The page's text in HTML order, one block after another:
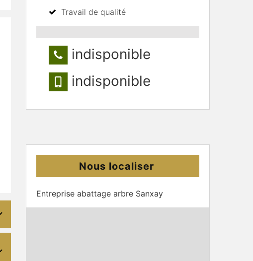
Travail de qualité
indisponible
indisponible
Nous localiser
Entreprise abattage arbre Sanxay